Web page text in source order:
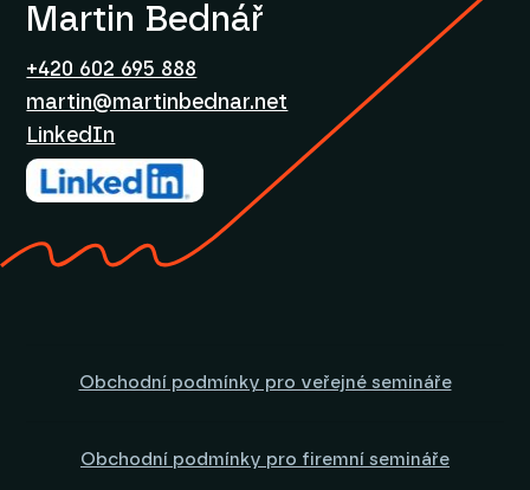
Martin Bednář
+420 602 695 888
martin@martinbednar.net
LinkedIn
Obchodní podmínky pro veřejné semináře
Obchodní podmínky pro firemní semináře